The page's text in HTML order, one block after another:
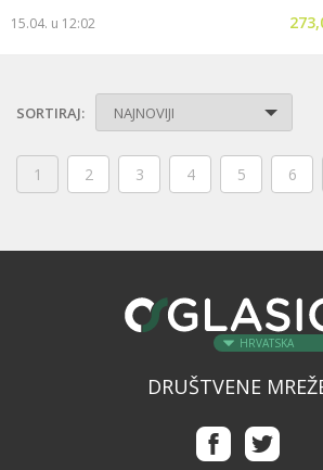
15.04. u 12:02
SORTIRAJ: NAJNOVIJI
1 2 3 4 5 6
HRVATSKA
DRUŠTVENE